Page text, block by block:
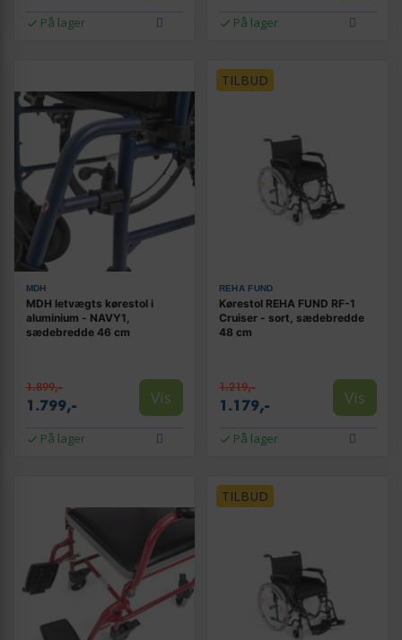
På lager På lager
MDH
MDH letvægts kørestol i
aluminium - NAVY1,
sædebredde 46 cm
1.899,-
1.799,- Vis
På lager
TILBUD
REHA FUND
Kørestol REHA FUND RF-1
Cruiser - sort, sædebredde
48 cm
1.219,-
1.179,- Vis
På lager
TILBUD